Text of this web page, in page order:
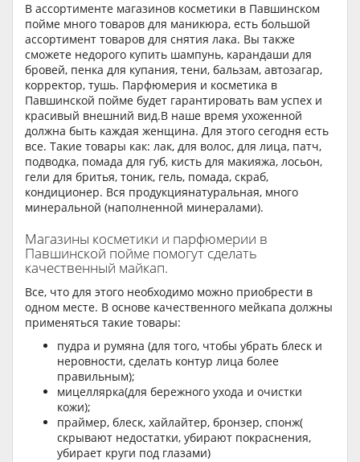
В ассортименте магазинов косметики в Павшинском
пойме много товаров для маникюра, есть большой
ассортимент товаров для снятия лака. Вы также
сможете недорого купить шампунь, карандаши для
бровей, пенка для купания, тени, бальзам, автозагар,
корректор, тушь. Парфюмерия и косметика в
Павшинской пойме будет гарантировать вам успех и
красивый внешний вид.В наше время ухоженной
должна быть каждая женщина. Для этого сегодня есть
все. Такие товары как: лак, для волос, для лица, патч,
подводка, помада для губ, кисть для макияжа, лосьон,
гели для бритья, тоник, гель, помада, скраб,
кондиционер. Вся продукциянатуральная, много
минеральной (наполненной минералами).
Магазины косметики и парфюмерии в
Павшинской пойме помогут сделать
качественный майкап.
Все, что для этого необходимо можно приобрести в
одном месте. В основе качественного мейкапа должны
применяться такие товары:
пудра и румяна (для того, чтобы убрать блеск и
неровности, сделать контур лица более
правильным);
мицеллярка(для бережного ухода и очистки
кожи);
праймер, блеск, хайлайтер, бронзер, спонж(
скрывают недостатки, убирают покраснения,
убирает круги под глазами)